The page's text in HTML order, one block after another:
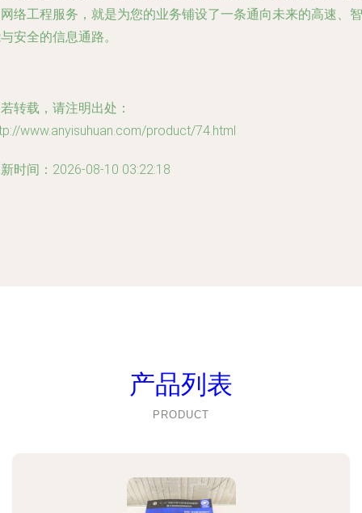
络工程服务，就是为您的业务铺设了一条通向未来的高速、智
安全的信息通路。
转载，请注明出处：
www.anyisuhuan.com/product/74.html
时间：2026-08-10 03:22:18
产品列表
PRODUCT